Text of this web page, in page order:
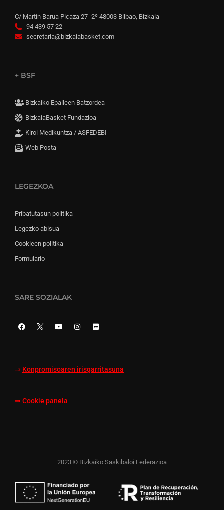
C/ Martín Barua Picaza 27- 2º 48003 Bilbao, Bizkaia
94 439 57 22
secretaria@bizkaiabasket.com
+ BSF
Bizkaiko Epaileen Batzordea
BizkaiaBasket Fundazioa
Kirol Medikuntza / ASFEDEBI
Web Posta
LEGEZKOA
Pribatutasun politika
Legezko abisua
Cookieen politika
Formulario
SARE SOZIALAK
⇒ Konpromisoaren irisgarritasuna
⇒ Cookie panela
2023 © Bizkaiko Saskibaloi Federazioa